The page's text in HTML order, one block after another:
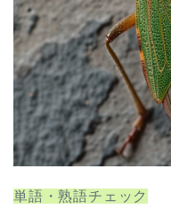
単語・熟語チェック